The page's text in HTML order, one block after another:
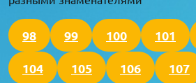
98 99 100 101
104 105 106 107